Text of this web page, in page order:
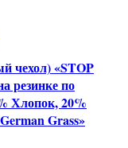
чехол) «STOP
резинке по
Хлопок, 20%
Grass»